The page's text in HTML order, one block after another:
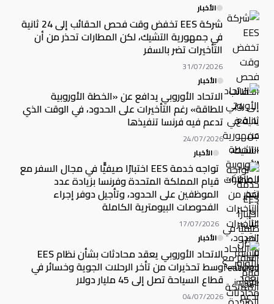
الأخبار
شركة EES تخفض وقت فحص الحقائب إلى 24 ثانية
في جمهورية التشيك، لكن المطارات تحذر من أن
التأخيرات تضر بالسفر
31/07/2026
الأخبار
الاتحاد الأوروبي يدافع عن «الخطة الأوروبية
للطاقة» رغم التأخيرات على الحدود، في الوقت الذي
تدعم فيه فرنسا تنفيذها
24/07/2026
الأخبار
تواجه خدمة EES اختبارًا صيفيًّا في مجال السفر مع
قيام المملكة المتحدة وفرنسا بزيادة عدد
الموظفين على الحدود، وتأجيل دوفر إجراء
الفحوصات البيومترية الكاملة
17/07/2026
الأخبار
الاتحاد الأوروبي يعقد محادثات بشأن نظام EES
وسط تحذيرات من تأخر الرحلات الجوية وخسائر في
قطاع السياحة تصل إلى 45 مليار دولار
04/07/2026